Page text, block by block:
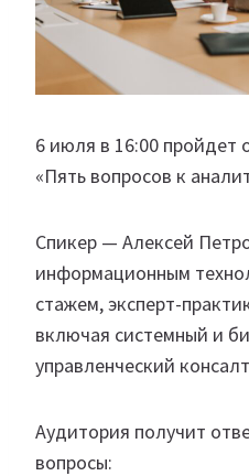
6 июля в 16:00 пройдет
«Пять вопросов к
Спикер — Алексей
информационным
стажем, эксперт-
включая системный и
управленческий
Аудитория получит
вопросы: